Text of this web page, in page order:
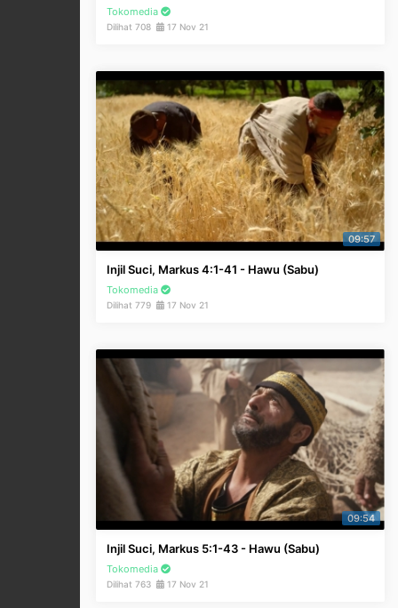
Tokomedia
Dilihat 708 17 Nov 21
09:57
Injil Suci, Markus 4:1-41 - Hawu (Sabu)
Tokomedia
Dilihat 779 17 Nov 21
09:54
Injil Suci, Markus 5:1-43 - Hawu (Sabu)
Tokomedia
Dilihat 763 17 Nov 21